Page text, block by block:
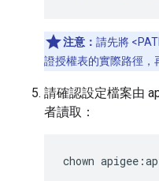
注意： 請先將
證授權表的實際路徑，
請確認設定檔案由
者讀取：
chown